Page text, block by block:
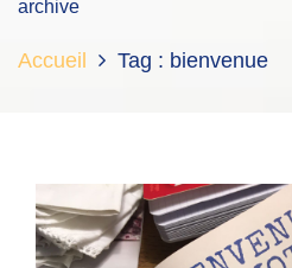
archive
Accueil Tag : bienvenue